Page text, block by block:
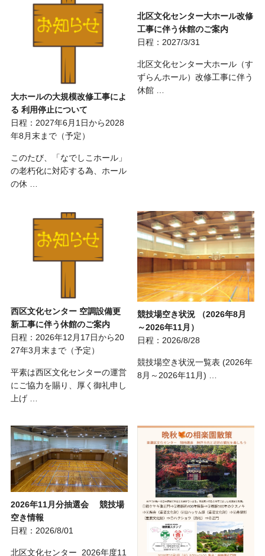
大ホールの大規模改修工事によ
る 利用停止について
日程：2027年6月1日から2028
年8月末まで（予定）
このたび、「なでしこホール」
の老朽化に対応する為、ホール
の休 …
北区文化センター大ホール改修
工事に伴う休館のご案内
日程：2027/3/31
北区文化センター大ホール（す
ずらんホール）改修工事に伴う
休館 …
西区文化センター 空調設備更
新工事に伴う休館のご案内
日程：2026年12月17日から20
27年3月末まで（予定）
平素は西区文化センターの運営
にご協力を賜り、厚く御礼申し
上げ …
競技場空き状況 （2026年8月
～2026年11月）
日程：2026/8/28
競技場空き状況一覧表 (2026年
8月～2026年11月) …
2026年11月分抽選会 競技場
空き情報
日程：2026/8/01
北区文化センター 2026年度11